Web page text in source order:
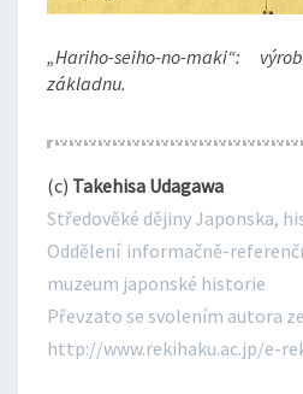
„Hariho-seiho-no-maki“:
základnu.
(c) Takehisa Udagawa
Středověké dějiny Japonska,
Oddělení informačně-
muzeum japonské historie
Převzato se svolením autora
http://www.rekihaku.ac.jp/e-